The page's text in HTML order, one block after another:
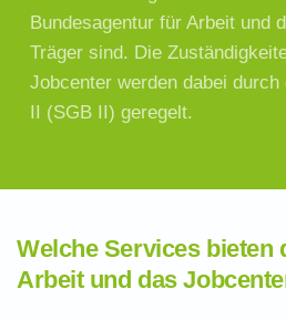
Bundesagentur für Arbeit und
Träger sind. Die
Jobcenter werden dabei
II (SGB II) geregelt.
Welche Services bieten
Arbeit und das